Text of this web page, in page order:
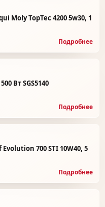
Moly TopTec 4200 5w30, 1
Подробнее
Вт SGS5140
Подробнее
700 STI 10W40, 5
Подробнее